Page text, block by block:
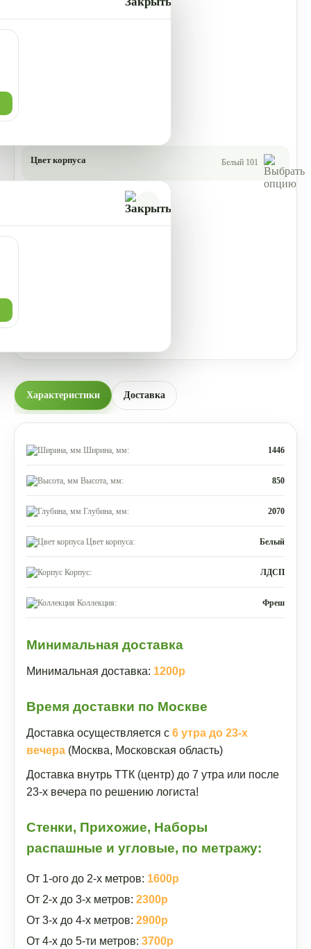
Цвет корпуса Белый 101
Характеристики Доставка
Ширина, мм: 1446
Высота, мм: 850
Глубина, мм: 2070
Цвет корпуса: Белый
Корпус: ЛДСП
Коллекция: Фреш
Минимальная доставка
Минимальная доставка: 1200р
Время доставки по Москве
Доставка осуществляется с 6 утра до 23-х
вечера (Москва, Московская область)
Доставка внутрь ТТК (центр) до 7 утра или после
23-х вечера по решению логиста!
Стенки, Прихожие, Наборы
распашные и угловые, по метражу:
От 1-ого до 2-х метров: 1600р
От 2-х до 3-х метров: 2300р
От 3-х до 4-х метров: 2900р
От 4-х до 5-ти метров: 3700р